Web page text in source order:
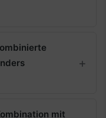
mit